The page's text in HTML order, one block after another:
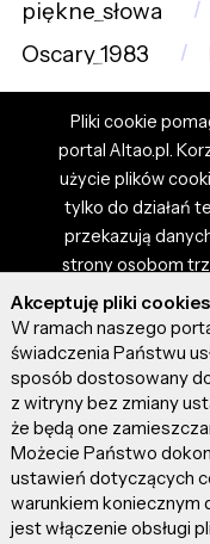
piękne_słowa
Oscary_1983
Pliki cookie
portal Altao.pl.
użycie plików
tylko do działań
przekazują
strony osobom
zdjęciami i
własnością
portalu nie
prezentowane
artykuł,
ponosisz
umieszczone
Szczegóły
Akceptuję pliki cookies
W ramach naszego
świadczenia Państwu
sposób dostosowany
z witryny bez zmiany
że będą one
Możecie Państwo
ustawień dotyczących
warunkiem koniecznym
jest włączenie obsługi